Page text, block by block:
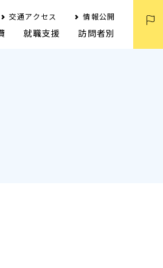
交通アクセス 情報公開
就職支援 訪問者別